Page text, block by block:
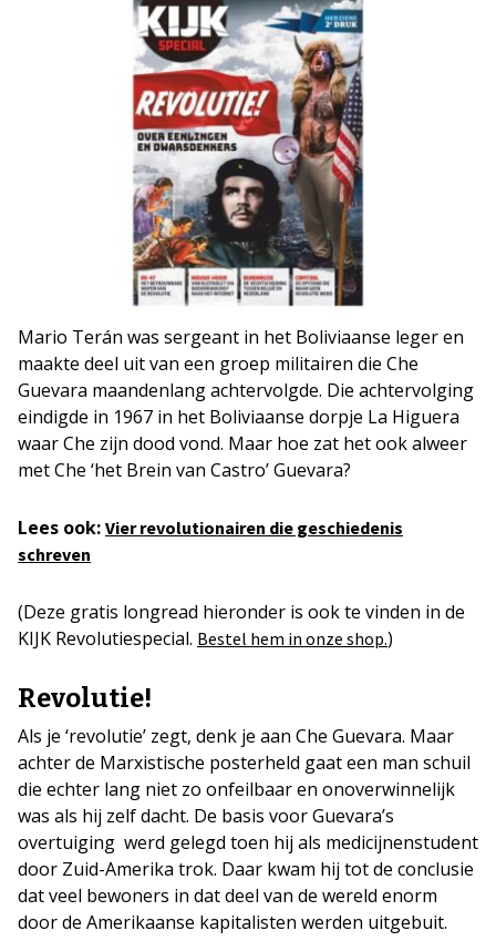
Mario Terán was sergeant in het Boliviaanse leger en
maakte deel uit van een groep militairen die Che
Guevara maandenlang achtervolgde. Die achtervolging
eindigde in 1967 in het Boliviaanse dorpje La Higuera
waar Che zijn dood vond. Maar hoe zat het ook alweer
met Che ‘het Brein van Castro’ Guevara?
Lees ook: Vier revolutionairen die geschiedenis
schreven
(Deze gratis longread hieronder is ook te vinden in de
KIJK Revolutiespecial. Bestel hem in onze shop.)
Revolutie!
Als je ‘revolutie’ zegt, denk je aan Che Guevara. Maar
achter de Marxistische posterheld gaat een man schuil
die echter lang niet zo onfeilbaar en onoverwinnelijk
was als hij zelf dacht. De basis voor Guevara’s
overtuiging werd gelegd toen hij als medicijnenstudent
door Zuid-Amerika trok. Daar kwam hij tot de conclusie
dat veel bewoners in dat deel van de wereld enorm
door de Amerikaanse kapitalisten werden uitgebuit.